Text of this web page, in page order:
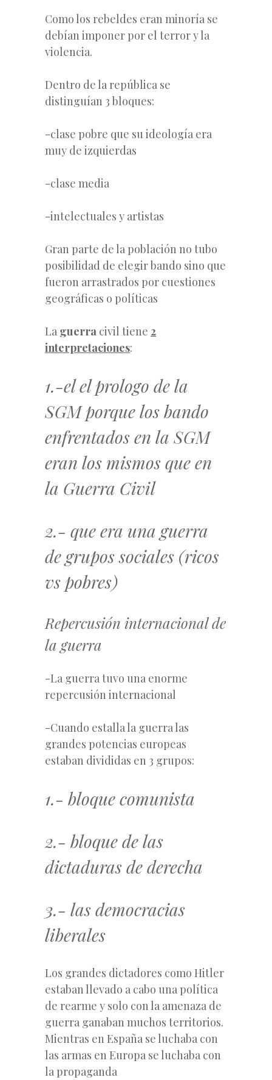
Como los rebeldes eran minoría se
debían imponer por el terror y la
violencia.
Dentro de la república se
distinguían 3 bloques:
-clase pobre que su ideología era
muy de izquierdas
-clase media
-intelectuales y artistas
Gran parte de la población no tubo
posibilidad de elegir bando sino que
fueron arrastrados por cuestiones
geográficas o políticas
La guerra civil tiene 2
interpretaciones:
1.-el el prologo de la
SGM porque los bando
enfrentados en la SGM
eran los mismos que en
la Guerra Civil
2.- que era una guerra
de grupos sociales (ricos
vs pobres)
Repercusión internacional de
la guerra
-La guerra tuvo una enorme
repercusión internacional
-Cuando estalla la guerra las
grandes potencias europeas
estaban divididas en 3 grupos:
1.- bloque comunista
2.- bloque de las
dictaduras de derecha
3.- las democracias
liberales
Los grandes dictadores como Hitler
estaban llevado a cabo una política
de rearme y solo con la amenaza de
guerra ganaban muchos territorios.
Mientras en España se luchaba con
las armas en Europa se luchaba con
la propaganda